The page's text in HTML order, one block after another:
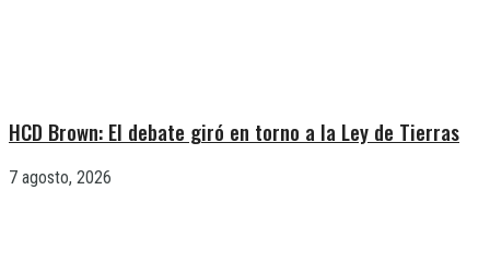
HCD Brown: El debate giró en torno a la Ley de Tierras
7 agosto, 2026